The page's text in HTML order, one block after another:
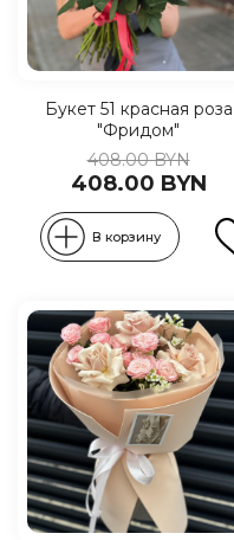
Букет 51 красная роза
"Фридом"
408.00 BYN
408.00 BYN
В корзину